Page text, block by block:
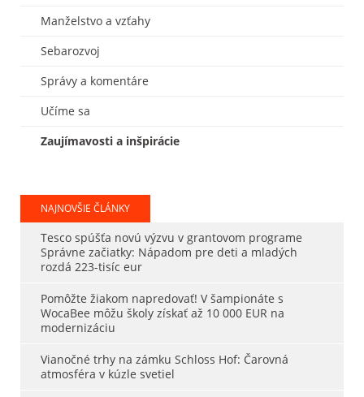
Manželstvo a vzťahy
Sebarozvoj
Správy a komentáre
Učíme sa
Zaujímavosti a inšpirácie
NAJNOVŠIE ČLÁNKY
Tesco spúšťa novú výzvu v grantovom programe
Správne začiatky: Nápadom pre deti a mladých
rozdá 223-tisíc eur
Pomôžte žiakom napredovať! V šampionáte s
WocaBee môžu školy získať až 10 000 EUR na
modernizáciu
Vianočné trhy na zámku Schloss Hof: Čarovná
atmosféra v kúzle svetiel